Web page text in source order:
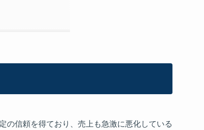
の信頼を得ており、売上も急激に悪化している